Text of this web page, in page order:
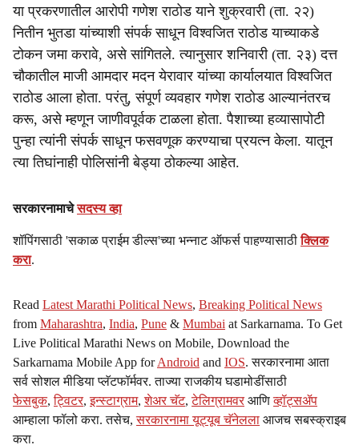
या प्रकरणातील आरोपी गणेश राठोड याने शुक्रवारी (ता. २२)
नितीन भुतडा यांच्याशी संपर्क साधून विश्‍वजित राठोड याच्याकडे
टोकन जमा करावे, असे सांगितले. त्यानुसार शनिवारी (ता. २३) दत्त
चौकातील माजी आमदार मदन येरावार यांच्या कार्यालयात विश्‍वजित
राठोड आला होता. परंतु, संपूर्ण व्यवहार गणेश राठोड आल्यानंतरच
करू, असे म्हणून जाणीवपूर्वक टाळला होता. पैशाच्या हव्यासापोटी
पुन्हा त्यांनी संपर्क साधून फसवणूक करण्याचा प्रयत्न केला. यातून
त्या तिघांनाही पोलिसांनी बेड्या ठोकल्या आहेत.
सरकारनामाचेसदस्य व्हा
शॉपिंगसाठी 'सकाळ प्राईम डील्स'च्या भन्नाट ऑफर्स पाहण्यासाठीक्लिक
करा.
Read Latest Marathi Political News, Breaking Political News
from Maharashtra, India, Pune & Mumbai at Sarkarnama. To Get
Live Political Marathi News on Mobile, Download the
Sarkarnama Mobile App forAndroid and IOS. सरकारनामा आता
सर्व सोशल मीडिया प्लॅटफॉर्मवर. ताज्या राजकीय घडामोडींसाठी
फेसबुक,ट्विटर,इन्स्टाग्राम,शेअर चॅट,टेलिग्रामवर आणिव्हॉट्सॲप
आम्हाला फॉलो करा. तसेच,सरकारनामा यूट्यूब चॅनेलला आजच सबस्क्राइब
करा.